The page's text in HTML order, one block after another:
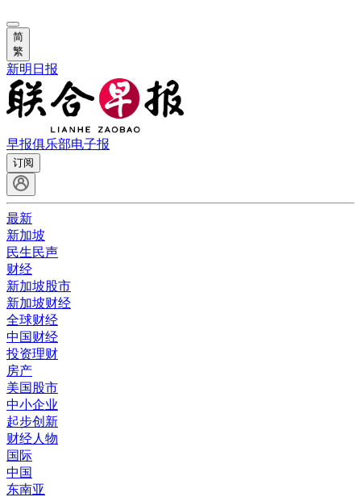
简
繁
新明日报
早报俱乐部电子报
订阅
最新
新加坡
民生民声
财经
新加坡股市
新加坡财经
全球财经
中国财经
投资理财
房产
美国股市
中小企业
起步创新
财经人物
国际
中国
东南亚